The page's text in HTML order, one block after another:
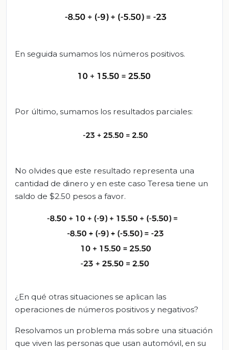
En seguida sumamos los números positivos.
Por último, sumamos los resultados parciales:
No olvides que este resultado representa una
cantidad de dinero y en este caso Teresa tiene un
saldo de $2.50 pesos a favor.
¿En qué otras situaciones se aplican las
operaciones de números positivos y negativos?
Resolvamos un problema más sobre una situación
que viven las personas que usan automóvil, en su